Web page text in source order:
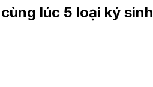
lúc 5 loại ký